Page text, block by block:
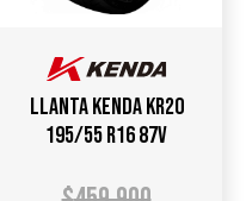
Llanta KENDA KR20
195/55 R16 87V